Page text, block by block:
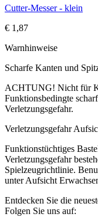
Cutter-Messer - klein
€ 1,87
Warnhinweise
Scharfe Kanten und
ACHTUNG! Nicht für
Funktionsbedingte
Verletzungsgefahr.
Verletzungsgefahr
Funktionstüchtiges
Verletzungsgefahr
Spielzeugrichtlinie.
unter Aufsicht
Entdecken Sie die
Folgen Sie uns auf: